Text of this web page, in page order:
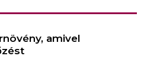
amivel